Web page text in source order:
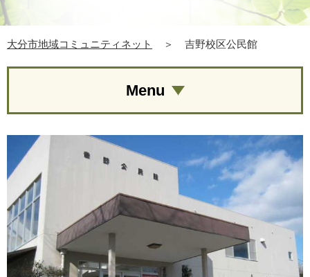
大分市地域コミュニティネット ＞ 吉野校区公民館
Menu